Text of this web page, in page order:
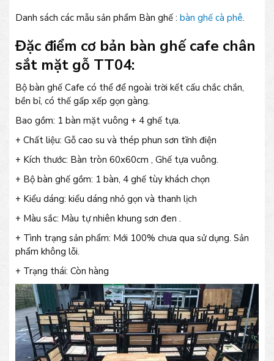
Danh sách các mẫu sản phẩm Bàn ghế : bàn ghế cà phê.
Đặc điểm cơ bản bàn ghế cafe chân
sắt mặt gỗ TT04:
Bộ bàn ghế Cafe có thể để ngoài trời kết cấu chắc chắn,
bền bỉ, có thế gấp xếp gọn gàng.
Bao gồm: 1 bàn mặt vuông + 4 ghế tựa.
+ Chất liệu: Gỗ cao su và thép phun sơn tĩnh điện
+ Kích thước: Bàn tròn 60x60cm , Ghế tựa vuông.
+ Bộ bàn ghế gồm: 1 bàn, 4 ghế tùy khách chọn
+ Kiểu dáng: kiểu dáng nhỏ gọn và thanh lịch
+ Màu sắc: Màu tự nhiên khung sơn đen .
+ Tình trạng sản phẩm: Mới 100% chưa qua sử dụng. Sản
phẩm không lỗi.
+ Trạng thái: Còn hàng